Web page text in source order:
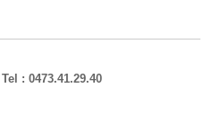
: 0473.41.29.40